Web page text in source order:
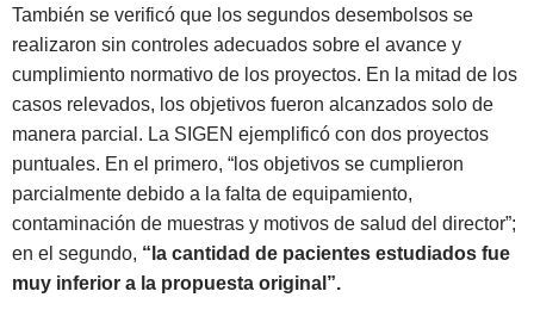
También se verificó que los segundos desembolsos se
realizaron sin controles adecuados sobre el avance y
cumplimiento normativo de los proyectos. En la mitad de los
casos relevados, los objetivos fueron alcanzados solo de
manera parcial. La SIGEN ejemplificó con dos proyectos
puntuales. En el primero, “los objetivos se cumplieron
parcialmente debido a la falta de equipamiento,
contaminación de muestras y motivos de salud del director”;
en el segundo, “la cantidad de pacientes estudiados fue
muy inferior a la propuesta original”.